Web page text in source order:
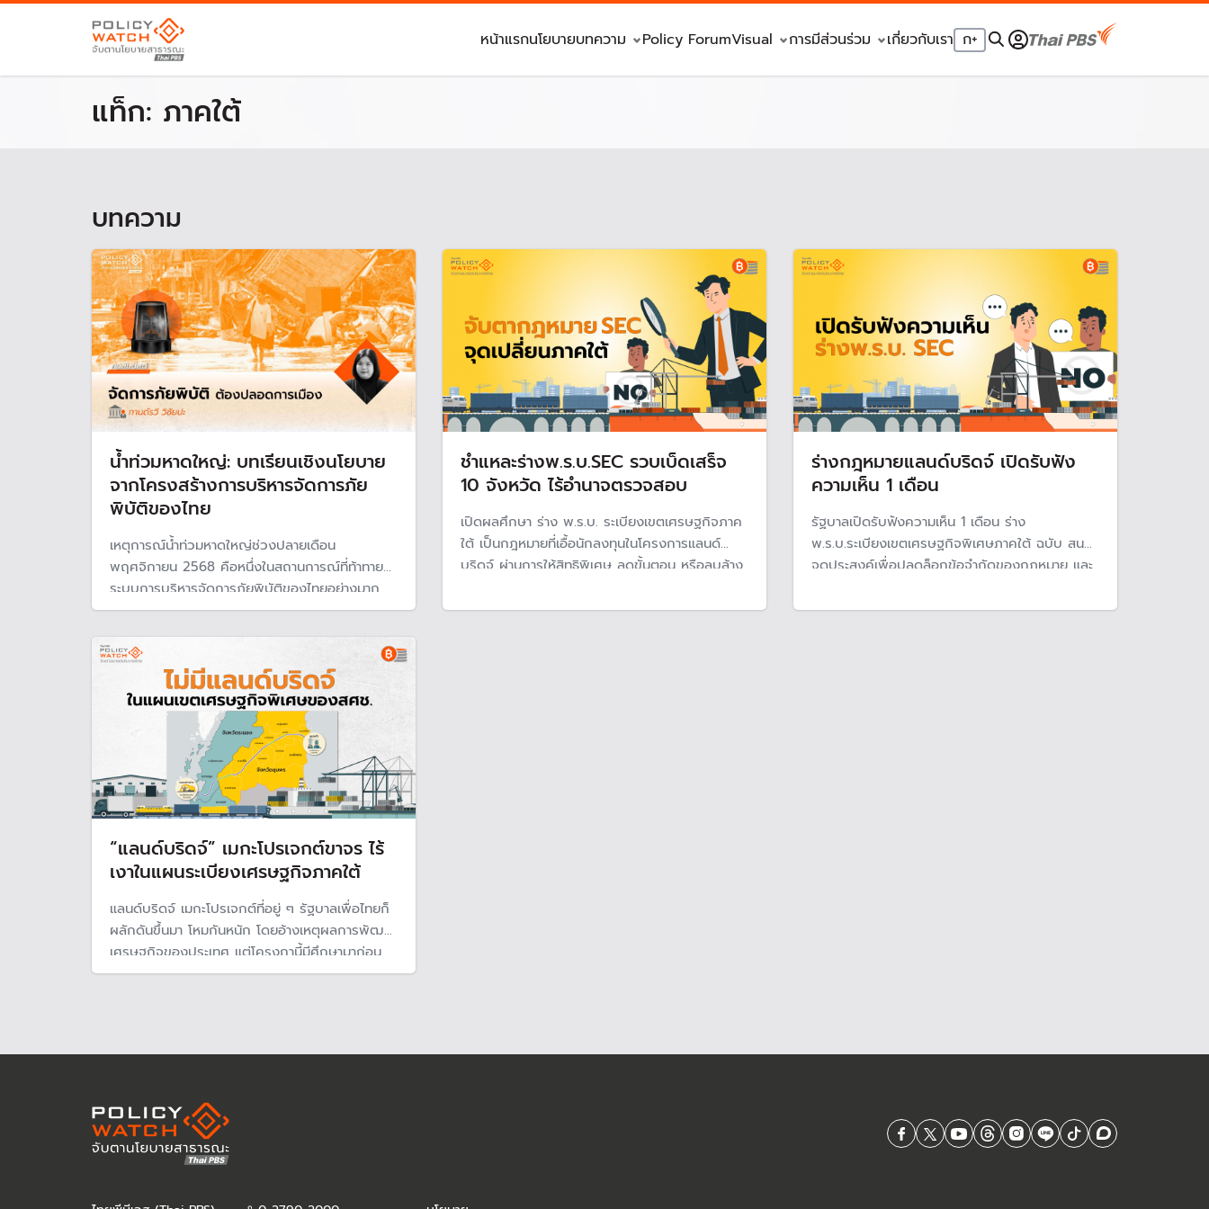
หน้าแรกนโยบายบทความ Policy ForumVisual การมีส่วนร่วม เกี่ยวกับเรา ก+
แท็ก: ภาคใต้
บทความ
น้ำท่วมหาดใหญ่: บทเรียนเชิงนโยบาย
จากโครงสร้างการบริหารจัดการภัย
พิบัติของไทย
เหตุการณ์น้ำท่วมหาดใหญ่ช่วงปลายเดือน
พฤศจิกายน 2568 คือหนึ่งในสถานการณ์ที่ท้าทาย
ระบบการบริหารจัดการภัยพิบัติของไทยอย่างมาก
ไม่ใช่เพียงเพราะปริมาณน้ำฝนที่สูงผิดปกติและสภาพ
ชำแหละร่างพ.ร.บ.SEC รวบเบ็ดเสร็จ
10 จังหวัด ไร้อำนาจตรวจสอบ
เปิดผลศึกษา ร่าง พ.ร.บ. ระเบียงเขตเศรษฐกิจภาค
ใต้ เป็นกฎหมายที่เอื้อนักลงทุนในโครงการแลนด์
บริดจ์ ผ่านการให้สิทธิพิเศษ ลดขั้นตอน หรือลบล้าง
งานเดียว มีอำนาจในพื้นที่ 10 จังหวัด ไร้การมีส่วน
ร่างกฎหมายแลนด์บริดจ์ เปิดรับฟัง
ความเห็น 1 เดือน
รัฐบาลเปิดรับฟังความเห็น 1 เดือน ร่าง
พ.ร.บ.ระเบียงเขตเศรษฐกิจพิเศษภาคใต้ ฉบับ สนข.
จุดประสงค์เพื่อปลดล็อกข้อจำกัดของกฎหมาย และ
เมกะโปรเจกต์ขนาดใหญ่เชื่อมโยงขนส่งระหว่างอ่าว
“แลนด์บริดจ์” เมกะโปรเจกต์ขาจร ไร้
เงาในแผนระเบียงเศรษฐกิจภาคใต้
แลนด์บริดจ์ เมกะโปรเจกต์ที่อยู่ ๆ รัฐบาลเพื่อไทยก็
ผลักดันขึ้นมา โหมกันหนัก โดยอ้างเหตุผลการพัฒนา
เศรษฐกิจของประเทศ แต่โครงกานี้มีศึกษามาก่อน
และได้ข้อสรุปมานานว่าไม่คุ้มค่า โดยล่าสุดสศช. ออก